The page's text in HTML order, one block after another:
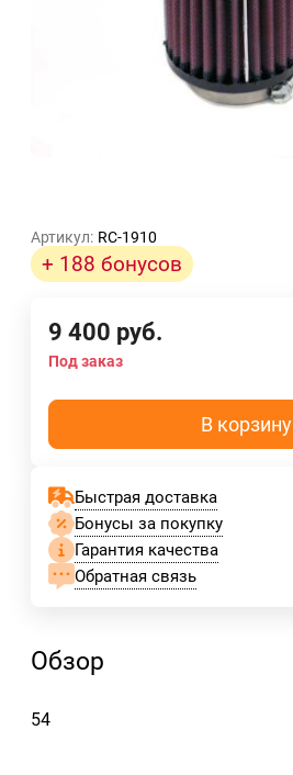
Артикул: RC-1910
+ 188 бонусов
9 400 руб.
Под заказ
В корзину
Быстрая доставка
Бонусы за покупку
Гарантия качества
Обратная связь
Обзор
54